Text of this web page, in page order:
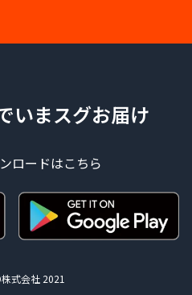
いまスグお届け
ロードはこちら
式会社 2021